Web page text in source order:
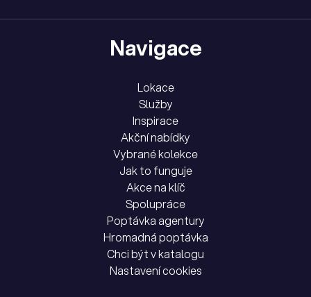
Navigace
Lokace
Služby
Inspirace
Akční nabídky
Vybrané kolekce
Jak to funguje
Akce na klíč
Spolupráce
Poptávka agentury
Hromadná poptávka
Chci být v katalogu
Nastavení cookies